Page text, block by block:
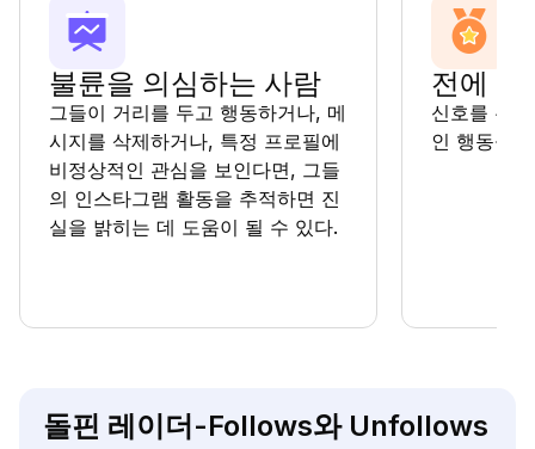
불륜을 의심하는 사람
그들이 거리를 두고 행동하거나, 메
시지를 삭제하거나, 특정 프로필에
비정상적인 관심을 보인다면, 그들
의 인스타그램 활동을 추적하면 진
실을 밝히는 데 도움이 될 수 있다.
전에 속
신호를 무
인 행동을
돌핀 레이더-Follows와 Unfollows